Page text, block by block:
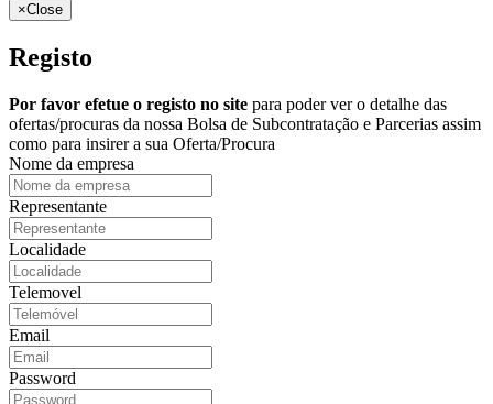
×Close
Registo
Por favor efetue o registo no site para poder ver o detalhe das
ofertas/procuras da nossa Bolsa de Subcontratação e Parcerias assim
como para insirer a sua Oferta/Procura
Nome da empresa
Representante
Localidade
Telemovel
Email
Password